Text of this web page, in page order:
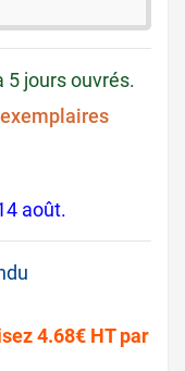
5 jours ouvrés.
août.
4.68€ HT par